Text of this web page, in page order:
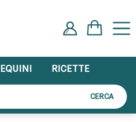
EQUINI
RICETTE
CERCA